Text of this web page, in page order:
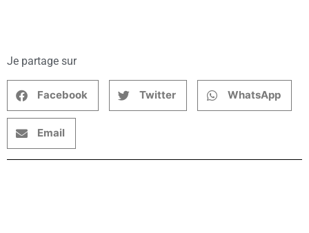
Je partage sur
Facebook Twitter WhatsApp
Email